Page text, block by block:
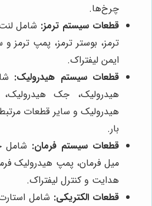
چرخ‌ها.
قطعات سیستم ترمز: شامل
ترمز، بوستر ترمز، پمپ ترمز
ایمن لیفتراک.
قطعات سیستم هیدرولیک:
هیدرولیک، جک
هیدرولیک و سایر قطعات مرتبط
بار.
قطعات سیستم فرمان: شامل
میل فرمان، پمپ هیدرولیک
هدایت و کنترل لیفتراک.
قطعات الکتریکی: شامل